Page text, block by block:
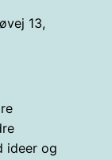
13,
ideer og